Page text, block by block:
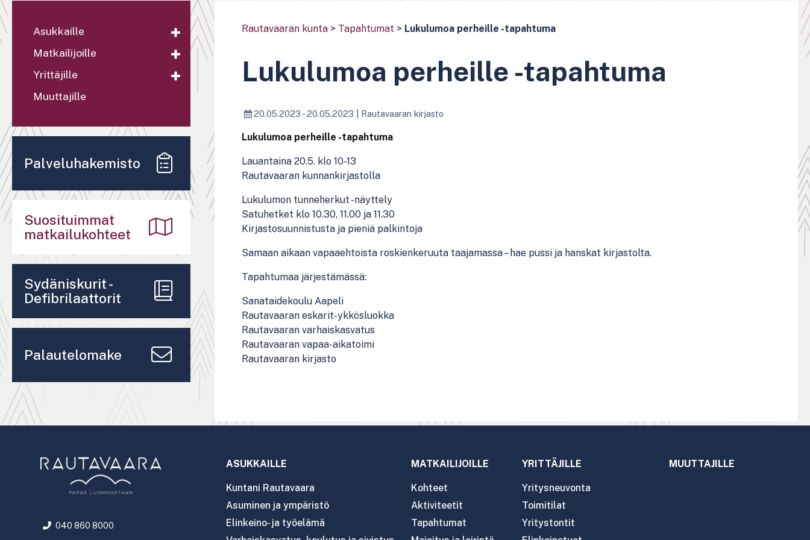
Rautavaaran kunta > Tapahtumat > Lukulumoa perheille -tapahtuma
Lukulumoa perheille -tapahtuma
20.05.2023 - 20.05.2023 Rautavaaran kirjasto
Lukulumoa perheille -tapahtuma
Lauantaina 20.5. klo 10-13
Rautavaaran kunnankirjastolla
Lukulumon tunneherkut -näyttely
Satuhetket klo 10.30, 11.00 ja 11.30
Kirjastosuunnistusta ja pieniä palkintoja
Samaan aikaan vapaaehtoista roskienkeruuta taajamassa – hae pussi ja hanskat kirjastolta.
Tapahtumaa järjestämässä:
Sanataidekoulu Aapeli
Rautavaaran eskarit-ykkösluokka
Rautavaaran varhaiskasvatus
Rautavaaran vapaa-aikatoimi
Rautavaaran kirjasto
Asukkaille
Matkailijoille
Yrittäjille
Muuttajille
Palveluhakemisto
Suosituimmat
matkailukohteet
Sydäniskurit -
Defibrilaattorit
Palautelomake
040 860 8000
ASUKKAILLE
Kuntani Rautavaara
Asuminen ja ympäristö
Elinkeino- ja työelämä
MATKAILIJOILLE
Kohteet
Aktiviteetit
Tapahtumat
YRITTÄJILLE
Yritysneuvonta
Toimitilat
Yritystontit
MUUTTAJILLE